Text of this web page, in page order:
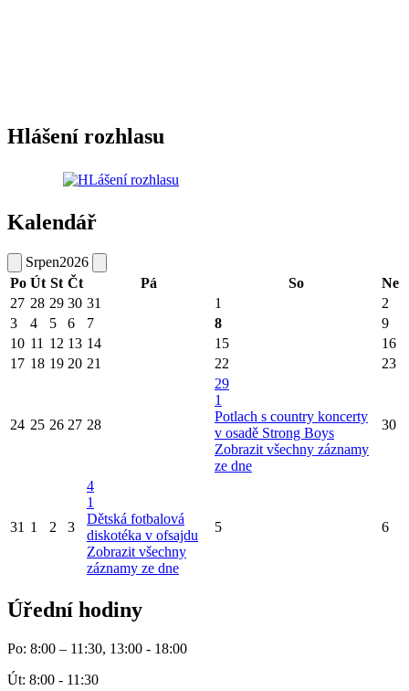
Hlášení rozhlasu
Kalendář
Srpen2026
Po Út St Čt Pá So
Ne
27 28 29 30 31 1
2
3
4 5 6 7 8
9
10 11 12 13 14 15
16
17 18 19 20 21 22 23
24 25 26 27 28
29
1
Potlach s country koncerty
v osadě Strong Boys
Zobrazit všechny záznamy
ze dne
30
31 1 2 3
4
1
Dětská fotbalová
diskotéka v ofsajdu
Zobrazit všechny
záznamy ze dne
5 6
Úřední hodiny
Po: 8:00 – 11:30, 13:00 - 18:00
Út: 8:00 - 11:30